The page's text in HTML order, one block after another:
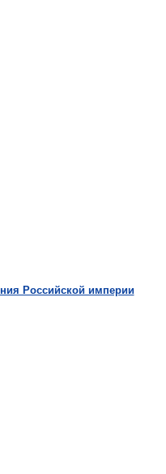
Российской империи